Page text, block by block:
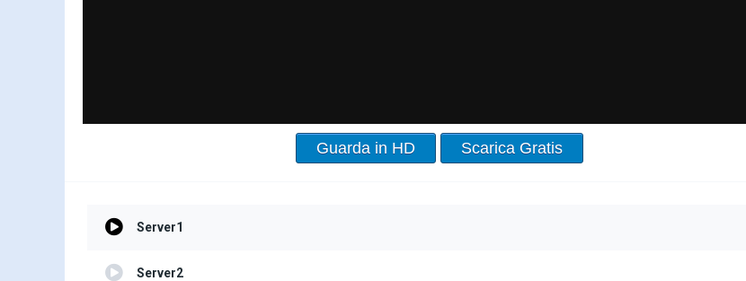
Guarda in HD Scarica Gratis
Server1
Server2